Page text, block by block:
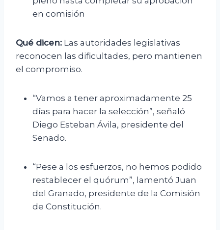
en comisión
Qué dicen: Las autoridades legislativas
reconocen las dificultades, pero mantienen
el compromiso.
“Vamos a tener aproximadamente 25
días para hacer la selección”, señaló
Diego Esteban Ávila, presidente del
Senado.
“Pese a los esfuerzos, no hemos podido
restablecer el quórum”, lamentó Juan
del Granado, presidente de la Comisión
de Constitución.